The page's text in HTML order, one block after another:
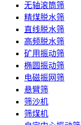
无轴滚筒筛
精煤脱水筛
直线脱水筛
高频脱水筛
矿用振动筛
椭圆振动筛
电磁振网筛
悬臂筛
筛沙机
筛煤机